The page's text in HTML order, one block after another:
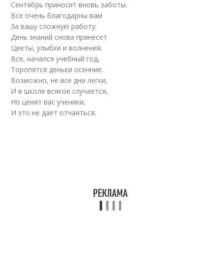
Сентябрь приносит вновь заботы.
Все очень благодарны вам
За вашу сложную работу.
День знаний снова принесет
Цветы, улыбки и волнения.
Все, начался учебный год,
Торопятся деньки осенние.
Возможно, не все дни легки,
И в школе всякое случается,
Но ценят вас ученики,
И это не дает отчаяться.